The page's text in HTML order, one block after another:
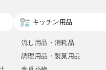
キッチン用品
流し用品・消耗品
調理用品・製菓用品